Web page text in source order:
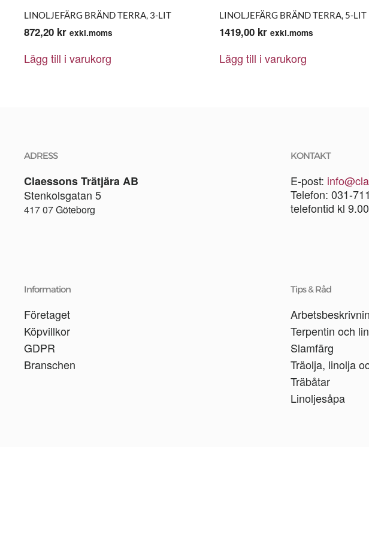
LINOLJEFÄRG BRÄND TERRA, 3-LIT
872,20 kr exkl.moms
Lägg till i varukorg
LINOLJEFÄRG BRÄND TERRA, 5-LIT
1419,00 kr exkl.moms
Lägg till i varukorg
ADRESS
Claessons Trätjära AB
Stenkolsgatan 5
417 07 Göteborg
KONTAKT
E-post:
Telefon: 031-
telefontid kl
Information
Företaget
Köpvillkor
GDPR
Branschen
Tips & Råd
Terpentin och
Slamfärg
Träolja, linolja
Träbåtar
Linoljesåpa